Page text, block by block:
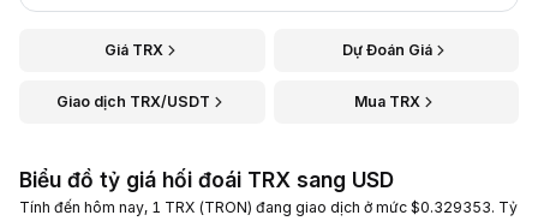
Giá TRX Dự Đoán Giá
Giao dịch TRX/USDT Mua TRX
Biểu đồ tỷ giá hối đoái TRX sang USD
Tính đến hôm nay, 1 TRX (TRON) đang giao dịch ở mức $0.329353. Tỷ